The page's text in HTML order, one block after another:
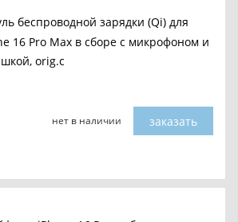
беспроводной зарядки (Qi) для
16 Pro Max в сборе с микрофоном и
orig.c
нет в наличии заказать